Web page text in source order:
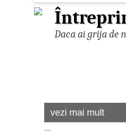
Daca ai grija de
vezi mai mult